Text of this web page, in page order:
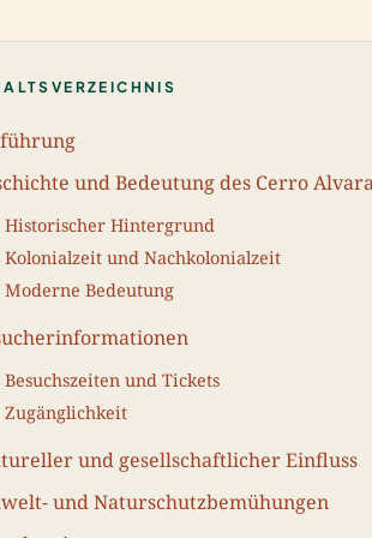
und Bedeutung des Cerro
Historischer Hintergrund
Kolonialzeit und Nachkolonialzeit
Moderne Bedeutung
Besuchszeiten und Tickets
Zugänglichkeit
und gesellschaftlicher Einfluss
und Naturschutzbemühungen